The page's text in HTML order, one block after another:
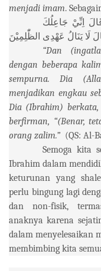
menjadi imam.
اِنِّيْ جَاعِلُكَ
لَا يَنَالُ عَهْدِى الظّٰلِمِيْنَ
“Dan
dengan beberapa
sempurna. Dia
menjadikan engkau
Dia (Ibrahim)
berfirman, “(Benar,
orang zalim.” (QS: Al-
Semoga kita
Ibrahim dalam
keturunan yang
perlu bingung lagi
dan non-fisik,
anaknya karena
dalam menyelesaikan
membimbing kita